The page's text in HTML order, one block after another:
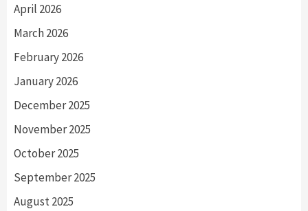
April 2026
March 2026
February 2026
January 2026
December 2025
November 2025
October 2025
September 2025
August 2025